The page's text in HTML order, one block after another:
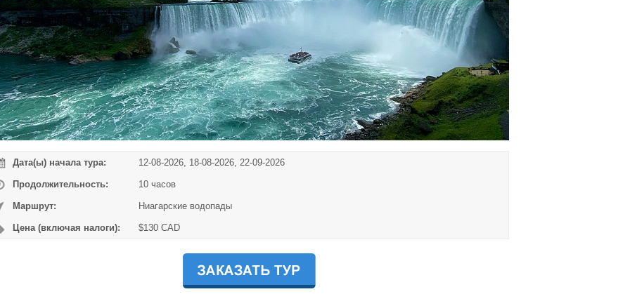
Дата(ы) начала тура: 12-08-2026, 18-08-2026, 22-09-2026
Продолжительность: 10 часов
Маршрут: Ниагарские водопады
Цена (включая налоги): $130 CAD